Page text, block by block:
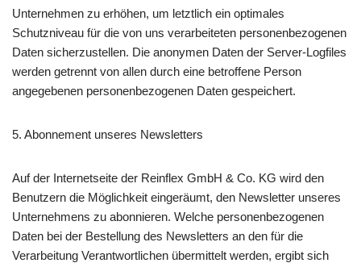
Unternehmen zu erhöhen, um letztlich ein optimales
Schutzniveau für die von uns verarbeiteten personenbezogenen
Daten sicherzustellen. Die anonymen Daten der Server-Logfiles
werden getrennt von allen durch eine betroffene Person
angegebenen personenbezogenen Daten gespeichert.
5. Abonnement unseres Newsletters
Auf der Internetseite der Reinflex GmbH & Co. KG wird den
Benutzern die Möglichkeit eingeräumt, den Newsletter unseres
Unternehmens zu abonnieren. Welche personenbezogenen
Daten bei der Bestellung des Newsletters an den für die
Verarbeitung Verantwortlichen übermittelt werden, ergibt sich